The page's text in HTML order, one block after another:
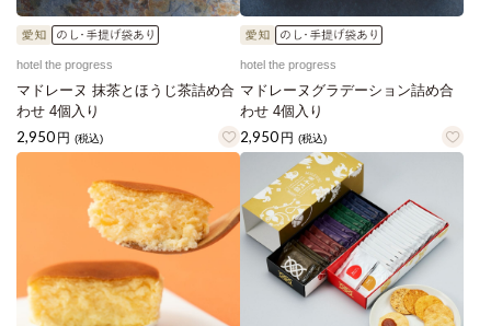
hotel the progress
マドレーヌ 抹茶とほうじ茶詰め合
わせ 4個入り
2,950 円 (税込)
hotel the progress
マドレーヌグラデーション詰め合
わせ 4個入り
2,950 円 (税込)